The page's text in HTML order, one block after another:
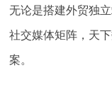
无论是搭建外贸独
社交媒体矩阵，天
案。